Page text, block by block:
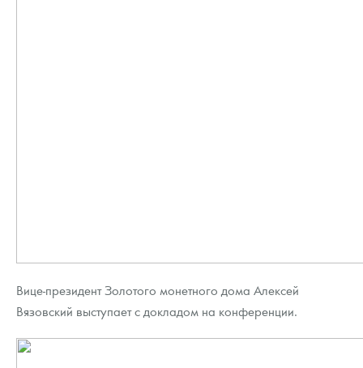
Вице-президент Золотого монетного дома Алексей
Вязовский выступает с докладом на конференции.